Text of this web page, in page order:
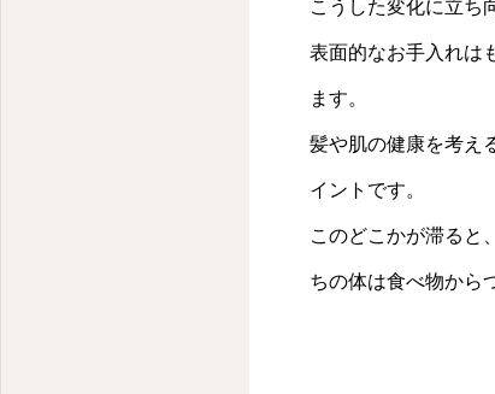
こうした変化に立ち
表面的なお手入れは
ます。
髪や肌の健康を考え
イントです。
このどこかが滞ると
ちの体は食べ物から